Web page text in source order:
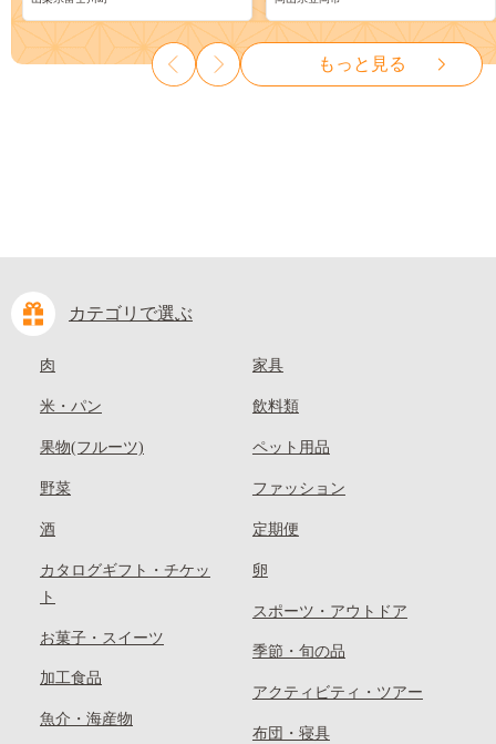
ット ぶどう ブドウ 葡萄 大粒
種なし 先行予約 富士川町
10000円 一万円 9000円 九千円
も 先行予約 送料無料 果物 岡
山県 笠岡市 清水白桃 白鳳 白
麗 クール便---
kasaoka_zsy_419_100---
もっと見る
カテゴリで選ぶ
肉
米・パン
果物(フルーツ)
野菜
酒
カタログギフト・チケッ
ト
お菓子・スイーツ
加工食品
魚介・海産物
家具
飲料類
ペット用品
ファッション
定期便
卵
スポーツ・アウトドア
季節・旬の品
アクティビティ・ツアー
布団・寝具